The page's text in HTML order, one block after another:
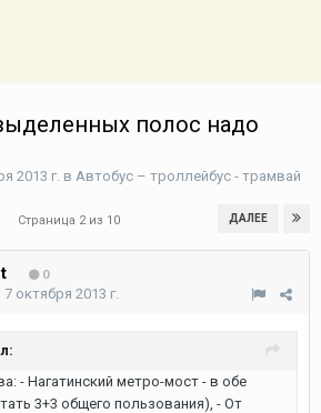
полос надо
2013 г. в Автобус – троллейбус - трамвай
ДАЛЕЕ
Страница 2 из 10
0
7 октября 2013 г.
- Нагатинский метро-мост - в обе
3+3 общего пользования), - От